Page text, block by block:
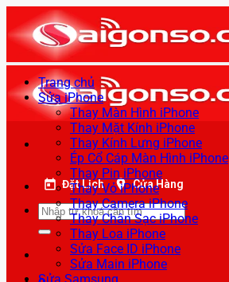
qua
nội
dung
Đặt Lịch Cửa Hàng
Tìm
kiếm:
Trang chủ
Sửa iPhone
Thay Màn Hình iPhone
Thay Mặt Kính iPhone
Thay Kính Lưng iPhone
Ép Cổ Cáp Màn Hình iPhone
Thay Pin iPhone
Thay Vỏ iPhone
Thay Camera iPhone
Thay Chân Sạc iPhone
Thay Loa iPhone
Sửa Face ID iPhone
Sửa Main iPhone